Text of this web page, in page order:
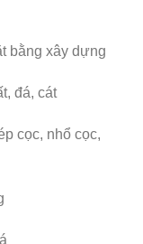
xây dựng
đá, cát
cọc, nhổ cọc,